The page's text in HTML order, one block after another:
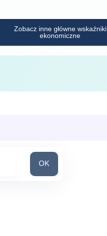
Zobacz inne główne wskaźniki
ekonomiczne
Wyszukaj kraj
OK